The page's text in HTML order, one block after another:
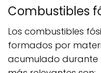
Combustibles
Los combustibles fósiles son aquellos
formados por
acumulado durante